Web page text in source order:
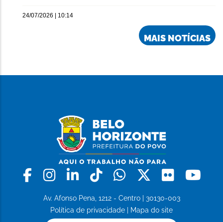
24/07/2026 | 10:14
MAIS NOTÍCIAS
Facebook
Instagram
LinkedinTiktokWhatsapp
X Flickr
Av. Afonso Pena, 1212 - Centro | 30130-003
Política de privacidade
Mapa do site